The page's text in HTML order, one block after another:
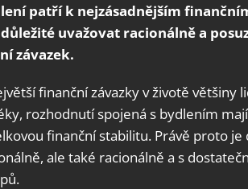
patří k nejzásadnějším
uvažovat racionálně a
závazek.
finanční závazky v životě většiny
rozhodnutí spojená s bydlením
finanční stabilitu. Právě proto
ale také racionálně a s